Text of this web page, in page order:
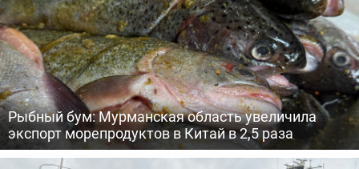
Рыбный бум: Мурманская область увеличила
экспорт морепродуктов в Китай в 2,5 раза